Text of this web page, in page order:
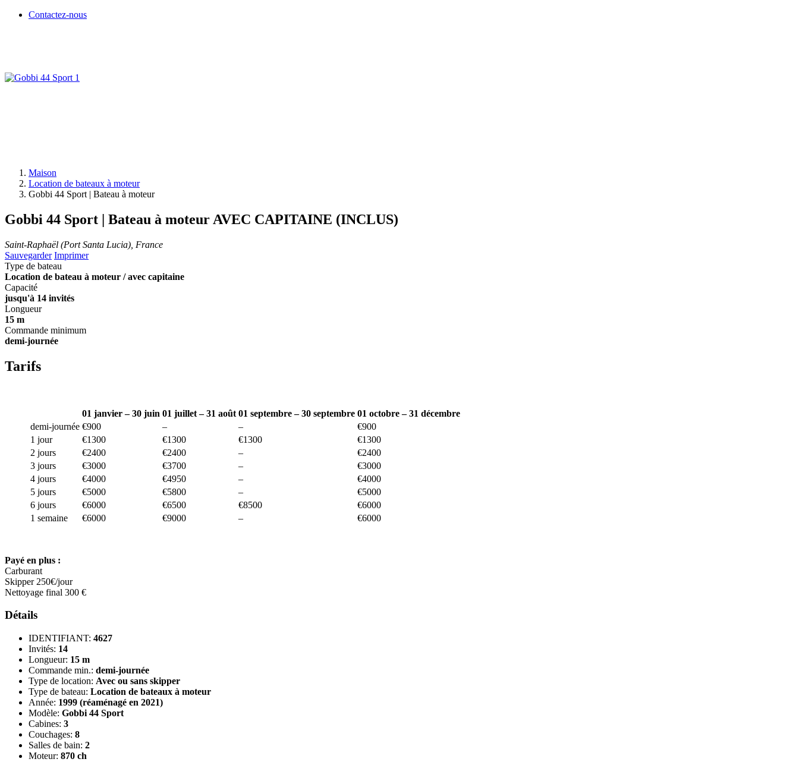
Contactez-nous
Maison
Location de bateaux à moteur
Gobbi 44 Sport | Bateau à moteur
Gobbi 44 Sport | Bateau à moteur AVEC CAPITAINE (INCLUS)
Saint-Raphaël (Port Santa Lucia), France
Sauvegarder Imprimer
Type de bateau
Location de bateau à moteur / avec capitaine
Capacité
jusqu'à 14 invités
Longueur
15 m
Commande minimum
demi-journée
Tarifs
01 janvier – 30 juin 01 juillet – 31 août 01 septembre – 30 septembre 01 octobre – 31 décembre
demi-journée €900 – –
€900
1 jour
€1300 €1300 €1300
€1300
2 jours
€2400 €2400 –
€2400
3 jours
€3000 €3700 –
€3000
4 jours
€4000 €4950 –
€4000
5 jours
€5000 €5800 –
€5000
6 jours
€6000 €6500 €8500
€6000
1 semaine
€6000 €9000 – €6000
Payé en plus :
Carburant
Skipper 250€/jour
Nettoyage final 300 €
Détails
IDENTIFIANT: 4627
Invités: 14
Longueur: 15 m
Commande min.: demi-journée
Type de location: Avec ou sans skipper
Type de bateau: Location de bateaux à moteur
Année: 1999 (réaménagé en 2021)
Modèle: Gobbi 44 Sport
Cabines: 3
Couchages: 8
Salles de bain: 2
Moteur: 870 ch